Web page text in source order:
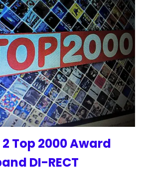
2 Top 2000 Award
DI-RECT